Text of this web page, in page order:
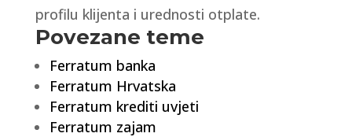
profilu klijenta i urednosti otplate.
Povezane teme
Ferratum banka
Ferratum Hrvatska
Ferratum krediti uvjeti
Ferratum zajam